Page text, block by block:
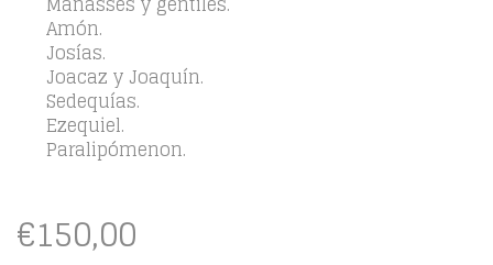
Amón.
Josías.
Joacaz y Joaquín.
Sedequías.
Ezequiel.
Paralipómenon.
€150,00